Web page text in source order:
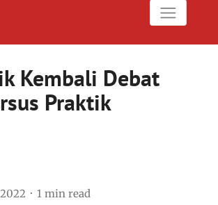
Kembali Debat
Praktik
1 min read